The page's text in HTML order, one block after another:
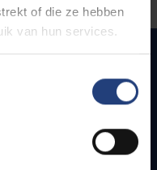
of die ze hebben
van hun services.